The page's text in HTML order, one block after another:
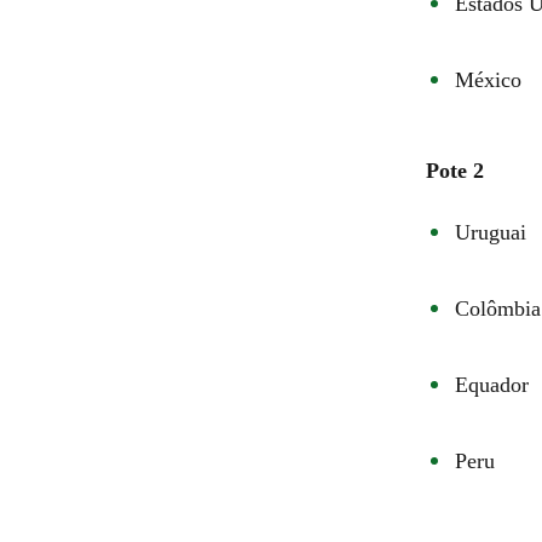
México
Pote 2
Uruguai
Colômbia
Equador
Peru